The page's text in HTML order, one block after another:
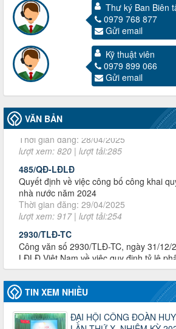
Thư ký Ban Biên
0979 768 877
Gửi email
Kỹ thuật viên
0979 899 066
Gửi email
VĂN BẢN
3716/TLD-TC
Công văn hướng dẫn công tác quả lý tài
đoàn khi đơn vị sát nhập, chấm dứt hoạt
Thời gian đăng: 13/04/2025
lượt xem: 2004 | lượt tải:719
60/TB-LĐLĐ
Thông báo công khai dự toán thu, chi
LĐLĐ tỉnh Điện Biên năm 2025
Thời gian đăng: 28/04/2025
lượt xem: 820 | lượt tải:285
485/QĐ-LĐLĐ
Quyết định về việc công bố công khai
Thời gian đăng: 29/04/2025
lượt xem: 917 | lượt tải:254
2930/TLĐ-TC
Công văn số 2930/TLĐ-TC, ngày 31/12/
KPCĐ 2% qua tài khoản Công đoàn Việt
Công đoàn năm 2025
Thời gian đăng: 06/01/2025
lượt xem: 1067 | lượt tải:437
47-TTCĐ/BTGTU
Thông tin chuyên đề: Một số nôi dung
máy của hệ thống chính trị tinh gọn,
quả
TIN XEM NHIỀU
ĐẠI HỘI CÔNG ĐOÀN